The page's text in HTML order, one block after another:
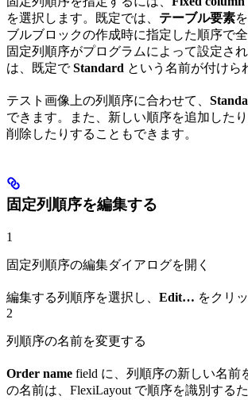
を選択します。既定では、 テーブル要素
ブルブロックの作成時に指定した順序で
固定列順序がプログラムによって設定さ
は、既定でStandard という名前が付けら
テスト画像上の列順序に合わせて、
できます。また、新しい順序を追加した
削除したりすることもできます。
固定列順序を編集する
1
固定列順序の編集ダイアログを開く
編集する列順序を選択し、 Edit… をクリ
2
列順序の名前を変更する
Order name field に、列順序の新しい名前
の名前は、FlexiLayout で順序を識別する